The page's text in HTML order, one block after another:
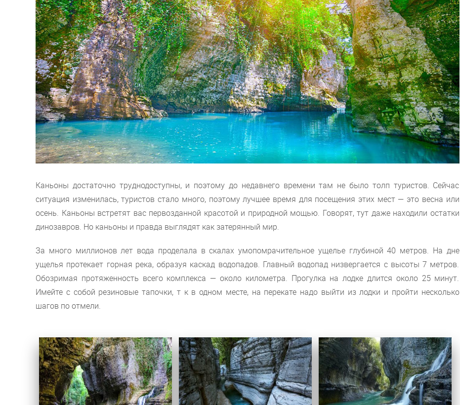
Каньоны достаточно труднодоступны, и поэтому до недавнего времени там не было толп туристов. Сейчас
ситуация изменилась, туристов стало много, поэтому лучшее время для посещения этих мест — это весна или
осень. Каньоны встретят вас первозданной красотой и природной мощью. Говорят, тут даже находили остатки
динозавров. Но каньоны и правда выглядят как затерянный мир.
За много миллионов лет вода проделала в скалах умопомрачительное ущелье глубиной 40 метров. На дне
ущелья протекает горная река, образуя каскад водопадов. Главный водопад низвергается с высоты 7 метров.
Обозримая протяженность всего комплекса — около километра. Прогулка на лодке длится около 25 минут.
Имейте с собой резиновые тапочки, т к в одном месте, на перекате надо выйти из лодки и пройти несколько
шагов по отмели.